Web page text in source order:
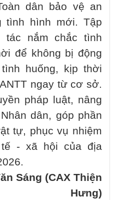
dân bảo vệ an
tình hình mới. Tập
tác nắm chắc tình
để không bị động
huống, kịp thời
ngay từ cơ sở.
pháp luật, nâng
dân, góp phần
tự, phục vụ nhiệm
- xã hội của địa
Sáng (CAX Thiện
Hưng)